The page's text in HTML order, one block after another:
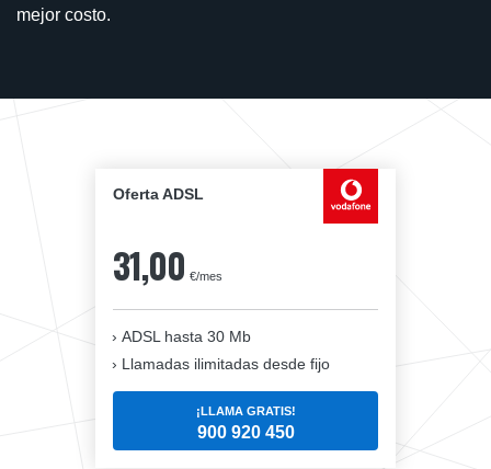
mejor costo.
Oferta ADSL
31,00 €/mes
ADSL hasta 30 Mb
Llamadas ilimitadas desde fijo
¡LLAMA GRATIS!
900 920 450